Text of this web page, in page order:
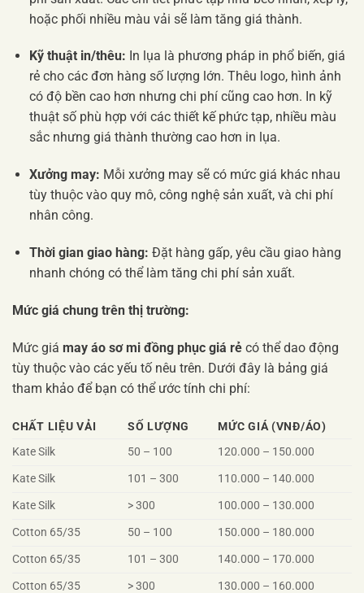
hoặc phối nhiều màu vải sẽ làm tăng giá thành.
Kỹ thuật in/thêu: In lụa là phương pháp in phổ biến, giá
rẻ cho các đơn hàng số lượng lớn. Thêu logo, hình ảnh
có độ bền cao hơn nhưng chi phí cũng cao hơn. In kỹ
thuật số phù hợp với các thiết kế phức tạp, nhiều màu
sắc nhưng giá thành thường cao hơn in lụa.
Xưởng may: Mỗi xưởng may sẽ có mức giá khác nhau
tùy thuộc vào quy mô, công nghệ sản xuất, và chi phí
nhân công.
Thời gian giao hàng: Đặt hàng gấp, yêu cầu giao hàng
nhanh chóng có thể làm tăng chi phí sản xuất.
Mức giá chung trên thị trường:
Mức giá may áo sơ mi đồng phục giá rẻ có thể dao động
tùy thuộc vào các yếu tố nêu trên. Dưới đây là bảng giá
tham khảo để bạn có thể ước tính chi phí:
CHẤT LIỆU VẢI SỐ LƯỢNG
MỨC GIÁ (VNĐ/ÁO)
Kate Silk
50 – 100
120.000 – 150.000
Kate Silk
101 – 300
110.000 – 140.000
Kate Silk
> 300
100.000 – 130.000
Cotton 65/35
50 – 100
150.000 – 180.000
Cotton 65/35
101 – 300
140.000 – 170.000
Cotton 65/35
> 300 130.000 – 160.000